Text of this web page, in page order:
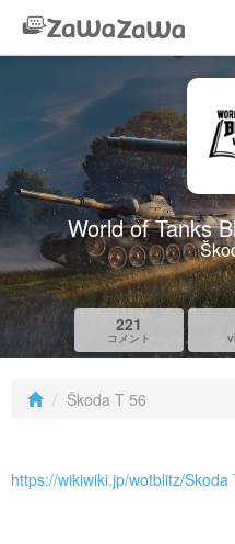
World of Tanks
221
コメント
Škoda T 56
https://wikiwiki.jp/wotblitz/Skoda